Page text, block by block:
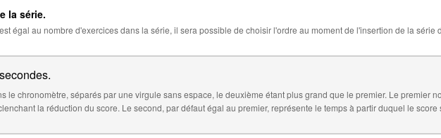
la série.
série, il sera possible de choisir l'ordre au moment de l'insertion de la série dans
secondes.
le chronomètre, séparés par une virgule sans espace, le deuxième étant plus grand que le premier. Le premier
égal au premier, représente le temps à partir duquel le score sera